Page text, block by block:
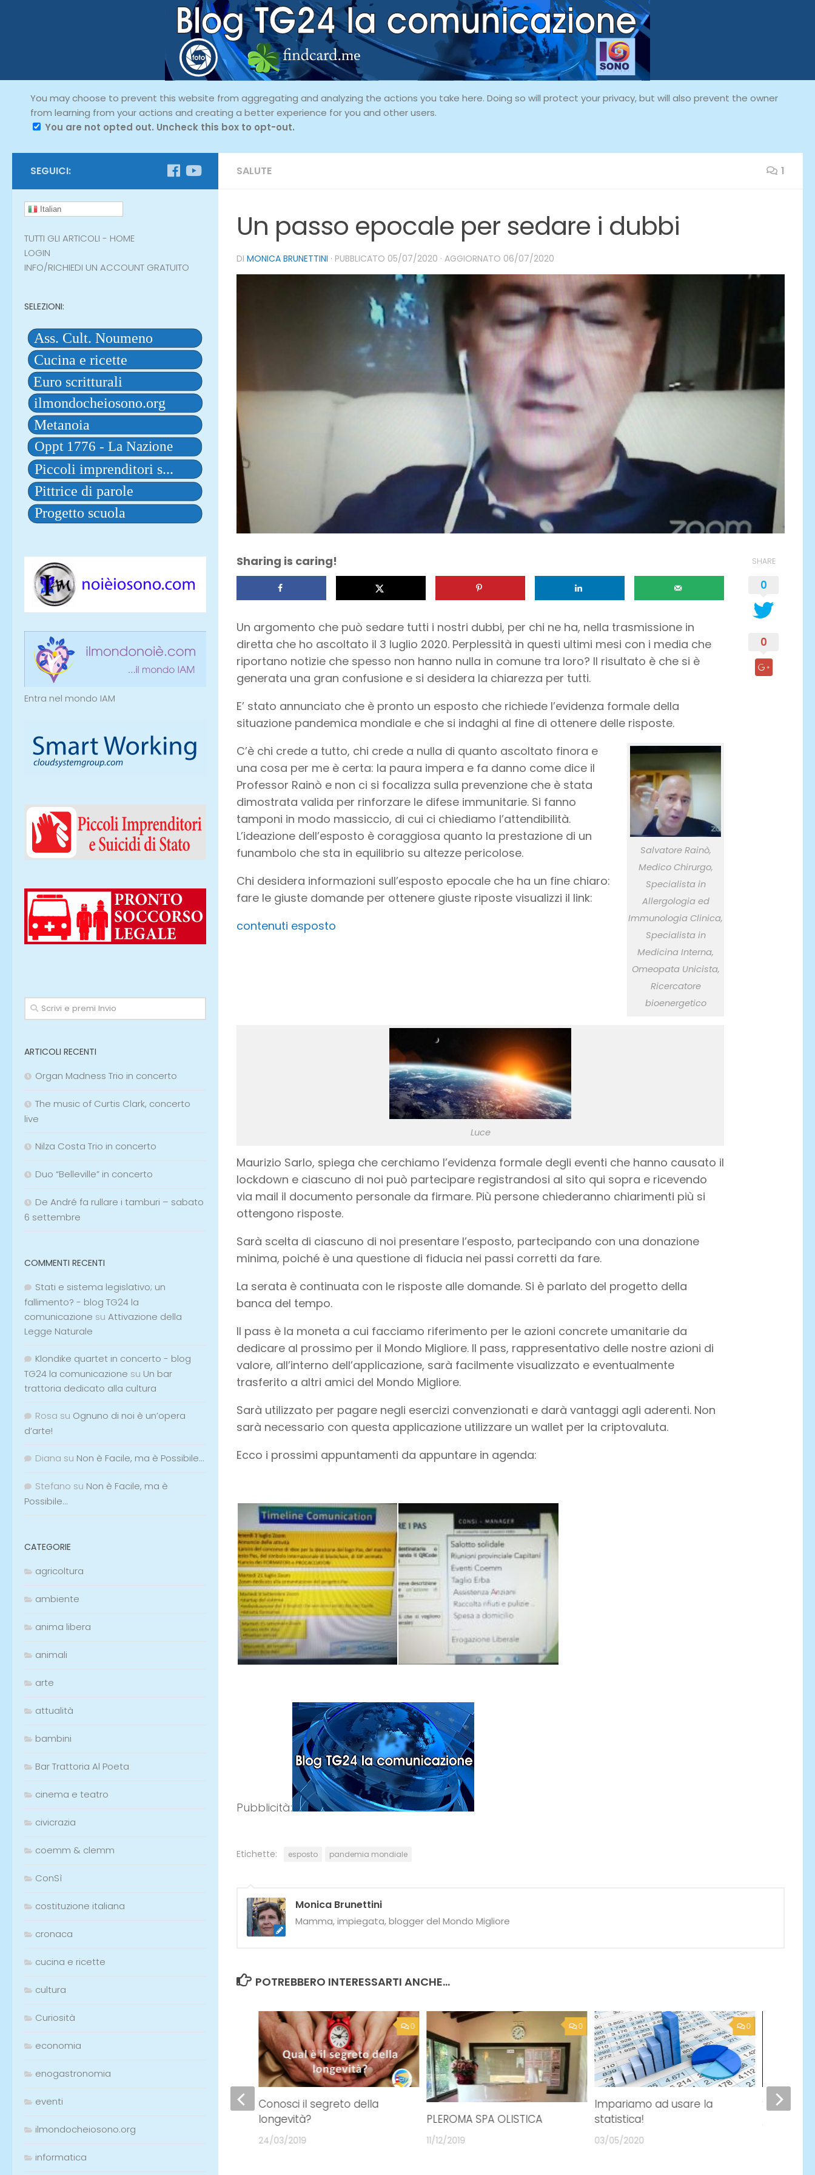
You may choose to prevent this website from aggregating and analyzing the actions you take here. Doing so will protect your privacy, but will also prevent the owner
from learning from your actions and creating a better experience for you and other users.
You are not opted out. Uncheck this box to opt-out.
SALUTE 1
Un passo epocale per sedare i dubbi
DI MONICA BRUNETTINI · PUBBLICATO 05/07/2020 · AGGIORNATO 06/07/2020
Sharing is caring!
Un argomento che può sedare tutti i nostri dubbi, per chi ne ha, nella trasmissione in
diretta che ho ascoltato il 3 luglio 2020. Perplessità in questi ultimi mesi con i media che
riportano notizie che spesso non hanno nulla in comune tra loro? Il risultato è che si è
generata una gran confusione e si desidera la chiarezza per tutti.
E’ stato annunciato che è pronto un esposto che richiede l’evidenza formale della
situazione pandemica mondiale e che si indaghi al fine di ottenere delle risposte.
Salvatore Rainò,
Medico Chirurgo,
Specialista in
Allergologia ed
Immunologia Clinica,
Specialista in
Medicina Interna,
Omeopata Unicista,
Ricercatore
bioenergetico
C’è chi crede a tutto, chi crede a nulla di quanto ascoltato finora e
una cosa per me è certa: la paura impera e fa danno come dice il
Professor Rainò e non ci si focalizza sulla prevenzione che è stata
dimostrata valida per rinforzare le difese immunitarie. Si fanno
tamponi in modo massiccio, di cui ci chiediamo l’attendibilità.
L’ideazione dell’esposto è coraggiosa quanto la prestazione di un
funambolo che sta in equilibrio su altezze pericolose.
Chi desidera informazioni sull’esposto epocale che ha un fine chiaro:
fare le giuste domande per ottenere giuste riposte visualizzi il link:
contenuti esposto
Luce
Maurizio Sarlo, spiega che cerchiamo l’evidenza formale degli eventi che hanno causato il
lockdown e ciascuno di noi può partecipare registrandosi al sito qui sopra e ricevendo
via mail il documento personale da firmare. Più persone chiederanno chiarimenti più si
ottengono risposte.
Sarà scelta di ciascuno di noi presentare l’esposto, partecipando con una donazione
minima, poiché è una questione di fiducia nei passi corretti da fare.
La serata è continuata con le risposte alle domande. Si è parlato del progetto della
banca del tempo.
Il pass è la moneta a cui facciamo riferimento per le azioni concrete umanitarie da
dedicare al prossimo per il Mondo Migliore. Il pass, rappresentativo delle nostre azioni di
valore, all’interno dell’applicazione, sarà facilmente visualizzato e eventualmente
trasferito a altri amici del Mondo Migliore.
Sarà utilizzato per pagare negli esercizi convenzionati e darà vantaggi agli aderenti. Non
sarà necessario con questa applicazione utilizzare un wallet per la criptovaluta.
Ecco i prossimi appuntamenti da appuntare in agenda:
SHARE
0
0
Etichette: esposto pandemia mondiale
POTREBBERO INTERESSARTI ANCHE...
0
0
SEGUICI:
Italian
TUTTI GLI ARTICOLI - HOME
LOGIN
INFO/RICHIEDI UN ACCOUNT GRATUITO
SELEZIONI:
Entra nel mondo IAM
ARTICOLI RECENTI
Organ Madness Trio in concerto
The music of Curtis Clark, concerto
live
Nilza Costa Trio in concerto
Duo “Belleville” in concerto
De André fa rullare i tamburi – sabato
6 settembre
COMMENTI RECENTI
Stati e sistema legislativo; un
fallimento? - blog TG24 la
comunicazione su Attivazione della
Legge Naturale
Klondike quartet in concerto - blog
TG24 la comunicazione su Un bar
trattoria dedicato alla cultura
Rosa su Ognuno di noi è un’opera
d’arte!
Diana su Non è Facile, ma è Possibile…
Stefano su Non è Facile, ma è
Possibile…
CATEGORIE
agricoltura
ambiente
anima libera
animali
arte
attualità
bambini
Bar Trattoria Al Poeta
cinema e teatro
civicrazia
coemm & clemm
ConSì
costituzione italiana
cronaca
cucina e ricette
cultura
Curiosità
economia
enogastronomia
eventi
ilmondocheiosono.org
informatica